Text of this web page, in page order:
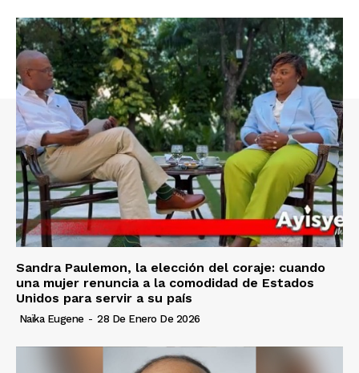
Sandra Paulemon, la elección del coraje: cuando
una mujer renuncia a la comodidad de Estados
Unidos para servir a su país
Naïka Eugene - 28 De Enero De 2026